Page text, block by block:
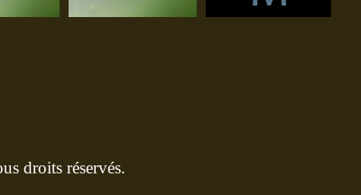
droits réservés.